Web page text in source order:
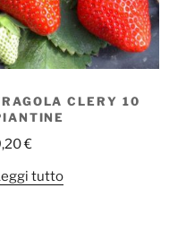
CLERY 10
€
tutto